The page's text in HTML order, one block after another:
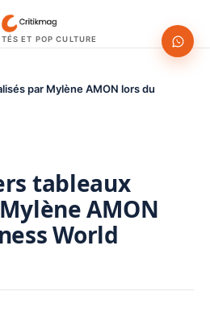
ET POP CULTURE
par Mylène AMON lors du
tableaux
AMON
World